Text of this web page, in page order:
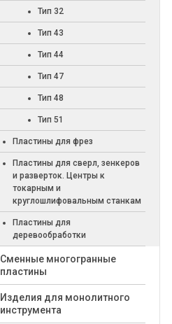
Тип 32
Тип 43
Тип 44
Тип 47
Тип 48
Тип 51
Пластины для фрез
Пластины для сверл, зенкеров
и разверток. Центры к
токарным и
круглошлифовальным станкам
Пластины для
деревообработки
Cменные многогранные
пластины
Изделия для монолитного
инструмента